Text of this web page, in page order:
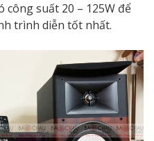
công suất 20 – 125W để
trình diễn tốt nhất.